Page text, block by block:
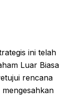
ini telah
Luar Biasa
rencana